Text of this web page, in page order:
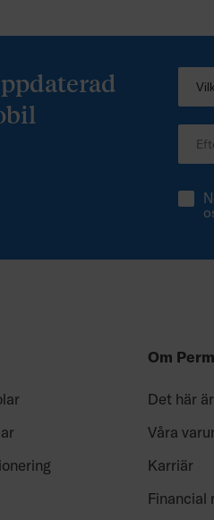
Om
Det här
Våra
Karriär
Financial